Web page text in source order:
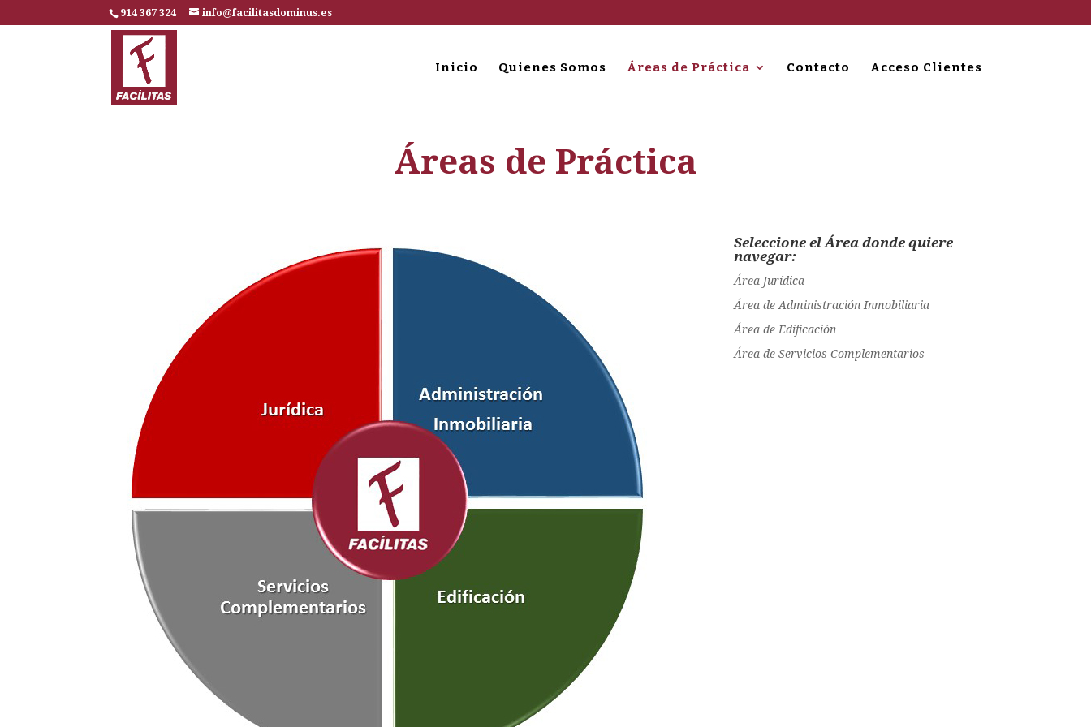
914 367 324 info@facilitasdominus.es
Inicio Quienes Somos Áreas de Práctica Contacto Acceso Clientes
Áreas de Práctica
Seleccione el Área donde quiere
navegar:
Área Jurídica
Área de Administración Inmobiliaria
Área de Edificación
Área de Servicios Complementarios